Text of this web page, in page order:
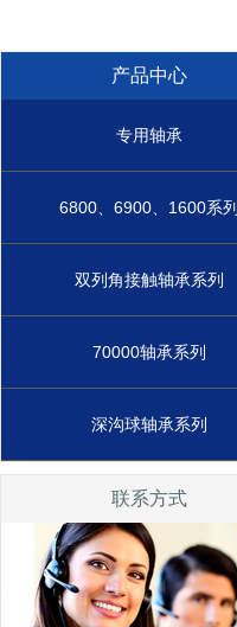
产品中心
专用轴承
6800、6900、1600系列
双列角接触轴承系列
70000轴承系列
深沟球轴承系列
联系方式